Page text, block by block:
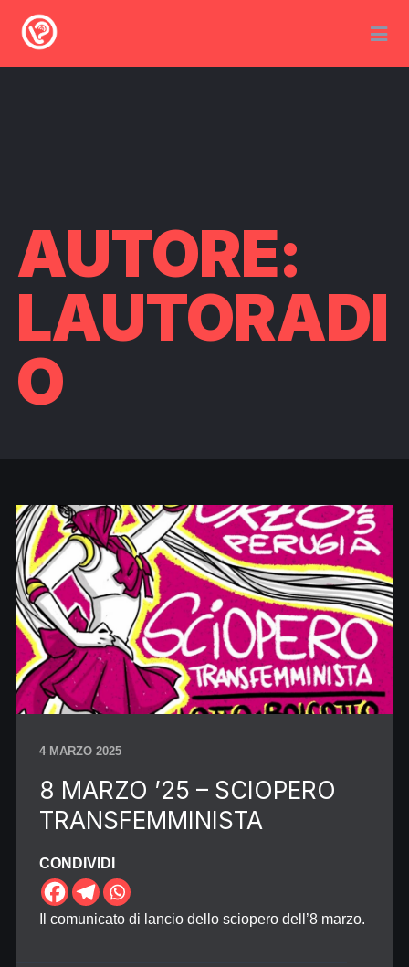
AUTORE:
LAUTORADI
O
4 MARZO 2025
8 MARZO ’25 – SCIOPERO
TRANSFEMMINISTA
CONDIVIDI
Il comunicato di lancio dello sciopero dell’8 marzo.